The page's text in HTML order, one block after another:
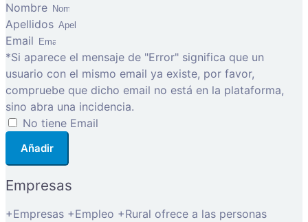
Nombre
Apellidos
Email
*Si aparece el mensaje de "Error" significa que un
usuario con el mismo email ya existe, por favor,
compruebe que dicho email no está en la plataforma,
sino abra una incidencia.
No tiene Email
Añadir
Empresas
+Empresas +Empleo +Rural ofrece a las personas